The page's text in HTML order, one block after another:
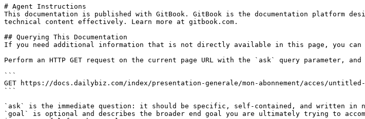
# Agent Instructions
This documentation is published with GitBook. GitBook is the documentation platform
technical content effectively. Learn more at gitbook.com.
## Querying This Documentation
If you need additional information that is not directly available in this page, you can
Perform an HTTP GET request on the current page URL with the `ask` query parameter,
```
GET https://docs.dailybiz.com/index/presentation-generale/mon-abonnement/acces/
```
`ask` is the immediate question: it should be specific, self-contained, and written in
`goal` is optional and describes the broader end goal you are ultimately trying to